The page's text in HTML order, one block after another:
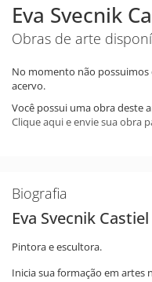
Eva Svecnik
Obras de arte
No momento não possuimos
acervo.
Você possui uma obra deste
Clique aqui e envie sua obra
Biografia
Eva Svecnik
Pintora e escultora.
Inicia sua formação em artes